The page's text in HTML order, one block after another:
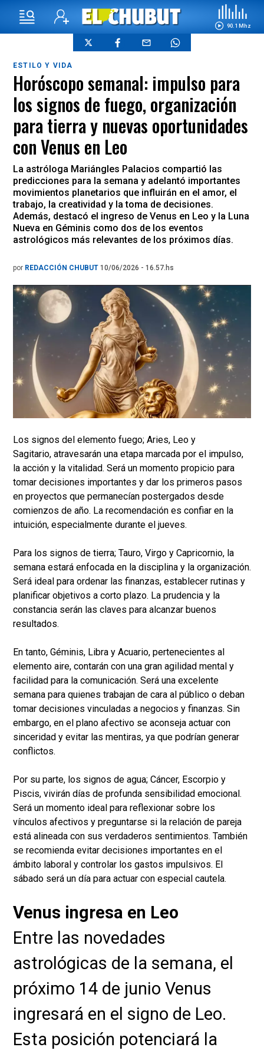
90.1 Mhz
ESTILO Y VIDA
Horóscopo semanal: impulso para
los signos de fuego, organización
para tierra y nuevas oportunidades
con Venus en Leo
La astróloga Mariángles Palacios compartió las
predicciones para la semana y adelantó importantes
movimientos planetarios que influirán en el amor, el
trabajo, la creatividad y la toma de decisiones.
Además, destacó el ingreso de Venus en Leo y la Luna
Nueva en Géminis como dos de los eventos
astrológicos más relevantes de los próximos días.
por REDACCIÓN CHUBUT 10/06/2026 - 16.57.hs
Los signos del elemento fuego; Aries, Leo y
Sagitario, atravesarán una etapa marcada por el impulso,
la acción y la vitalidad. Será un momento propicio para
tomar decisiones importantes y dar los primeros pasos
en proyectos que permanecían postergados desde
comienzos de año. La recomendación es confiar en la
intuición, especialmente durante el jueves.
Para los signos de tierra; Tauro, Virgo y Capricornio, la
semana estará enfocada en la disciplina y la organización.
Será ideal para ordenar las finanzas, establecer rutinas y
planificar objetivos a corto plazo. La prudencia y la
constancia serán las claves para alcanzar buenos
resultados.
En tanto, Géminis, Libra y Acuario, pertenecientes al
elemento aire, contarán con una gran agilidad mental y
facilidad para la comunicación. Será una excelente
semana para quienes trabajan de cara al público o deban
tomar decisiones vinculadas a negocios y finanzas. Sin
embargo, en el plano afectivo se aconseja actuar con
sinceridad y evitar las mentiras, ya que podrían generar
conflictos.
Por su parte, los signos de agua; Cáncer, Escorpio y
Piscis, vivirán días de profunda sensibilidad emocional.
Será un momento ideal para reflexionar sobre los
vínculos afectivos y preguntarse si la relación de pareja
está alineada con sus verdaderos sentimientos. También
se recomienda evitar decisiones importantes en el
ámbito laboral y controlar los gastos impulsivos. El
sábado será un día para actuar con especial cautela.
Venus ingresa en Leo
Entre las novedades
astrológicas de la semana, el
próximo 14 de junio Venus
ingresará en el signo de Leo.
Esta posición potenciará la